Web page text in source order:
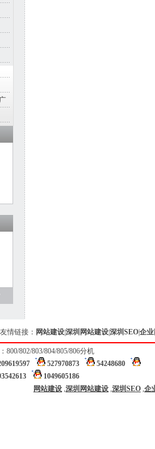
友情链接： 网站建设深圳网站建设深圳SEO企
800/802/803/804/805/806分机
527970873
54248680
1049605186
网站建设 ,深圳网站建设 ,深圳SEO ,企